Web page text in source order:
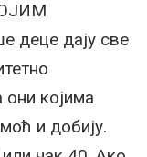
дају све
којима
и добију.